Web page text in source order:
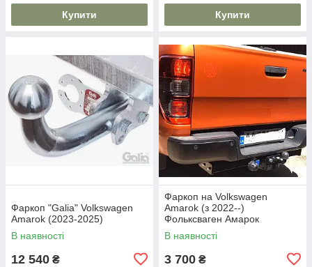
Купити Купити
Фаркоп "Galia" Volkswagen
Amarok (2023-2025)
В наявності
12 540 ₴
Фаркоп на Volkswagen
Amarok (з 2022--)
Фольксваген Амарок
В наявності
3 700 ₴